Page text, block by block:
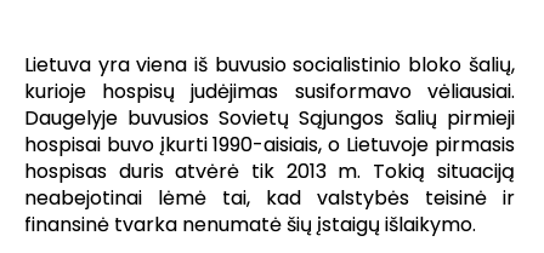
Lietuva yra viena iš buvusio socialistinio bloko šalių,
kurioje hospisų judėjimas susiformavo vėliausiai.
Daugelyje buvusios Sovietų Sąjungos šalių pirmieji
hospisai buvo įkurti 1990-aisiais, o Lietuvoje pirmasis
hospisas duris atvėrė tik 2013 m. Tokią situaciją
neabejotinai lėmė tai, kad valstybės teisinė ir
finansinė tvarka nenumatė šių įstaigų išlaikymo.